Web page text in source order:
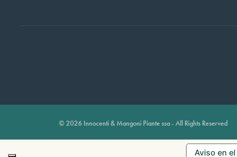
© 2026 Innocenti & Mangoni Piante ssa - All Rights Reserved
Aviso en